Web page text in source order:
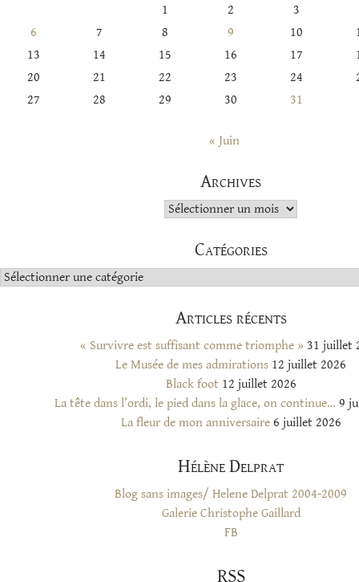
1
2
3
6
7 8 9 10
13
14 15 16 17
20
21 22 23 24
27
28 29 30 31
« Juin
Archives
Archives
Catégories
Catégories
Articles récents
« Survivre est suffisant comme triomphe » 31 juillet
Le Musée de mes admirations 12 juillet 2026
Black foot 12 juillet 2026
La tête dans l’ordi, le pied dans la glace, on continue… 9
La fleur de mon anniversaire 6 juillet 2026
Hélène Delprat
Blog sans images/ Helene Delprat 2004-2009
Galerie Christophe Gaillard
FB
RSS